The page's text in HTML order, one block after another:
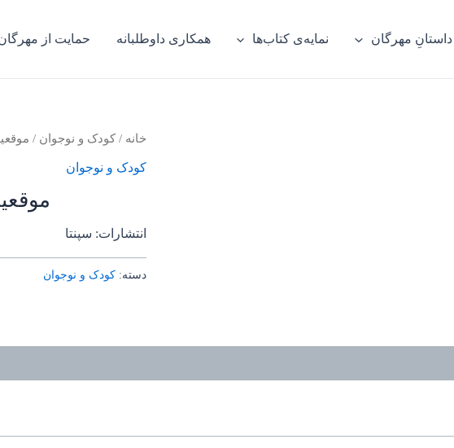
داستانِ مهرگان نمایه‌ی کتاب‌ها همکاری داوطلبانه حمایت از
خانه / کودک و نوجوان /
کودک و نوجوان
انتشارات: سپنتا
دسته: کودک و نوجوان